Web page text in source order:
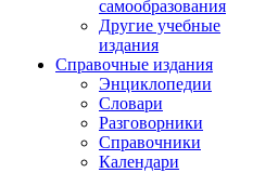
самообразования
Другие учебные
издания
Справочные издания
Энциклопедии
Словари
Разговорники
Справочники
Календари